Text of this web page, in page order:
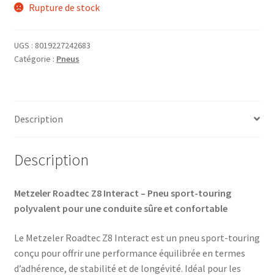
Rupture de stock
UGS : 8019227242683
Catégorie : Pneus
Description
Description
Metzeler Roadtec Z8 Interact – Pneu sport-touring
polyvalent pour une conduite sûre et confortable
Le Metzeler Roadtec Z8 Interact est un pneu sport-touring
conçu pour offrir une performance équilibrée en termes
d’adhérence, de stabilité et de longévité. Idéal pour les